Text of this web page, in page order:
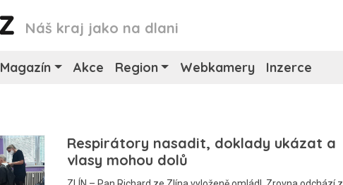
Náš kraj jako na dlani
Magazín Akce Region Webkamery Inzerce
Respirátory nasadit, doklady ukázat a
vlasy mohou dolů